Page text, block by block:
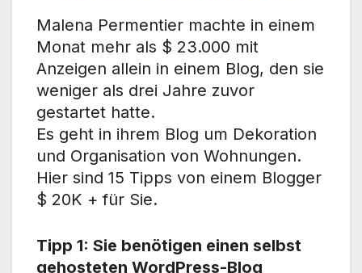
Malena Permentier machte in einem
Monat mehr als $ 23.000 mit
Anzeigen allein in einem Blog, den sie
weniger als drei Jahre zuvor
gestartet hatte.
Es geht in ihrem Blog um Dekoration
und Organisation von Wohnungen.
Hier sind 15 Tipps von einem Blogger
$ 20K + für Sie.
Tipp 1: Sie benötigen einen selbst
gehosteten WordPress-Blog